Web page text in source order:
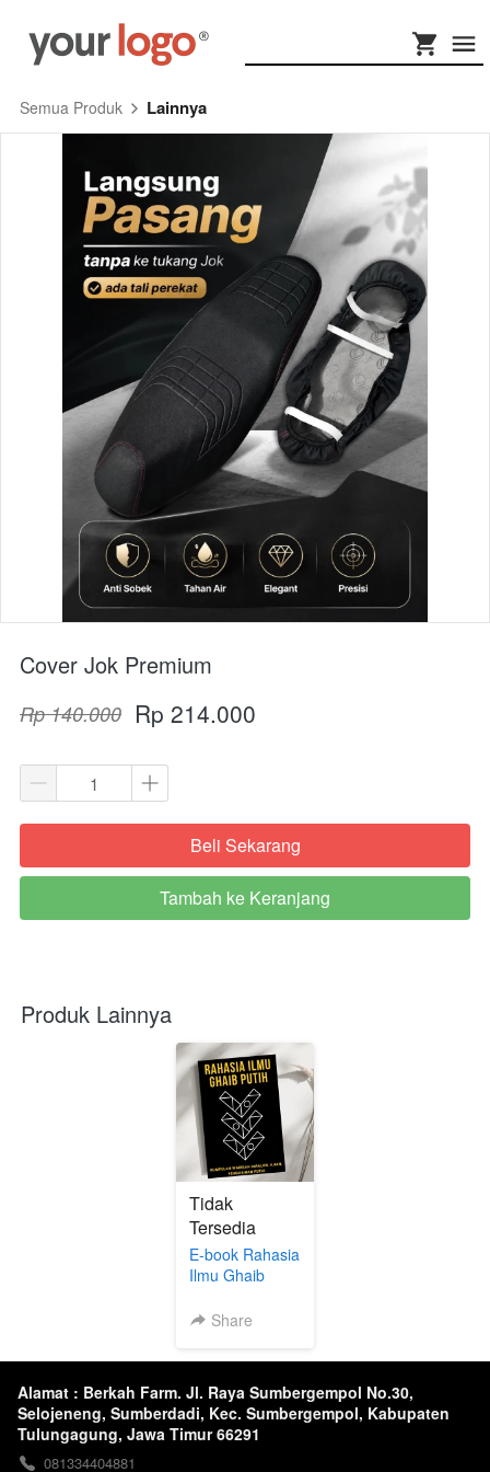
Semua Produk Lainnya
Cover Jok Premium
Rp 140.000 Rp 214.000
`Beli Sekarang
`
Tambah ke Keranjang
Produk Lainnya
Tidak
Tersedia
E-book Rahasia
Ilmu Ghaib
Share
Alamat : Berkah Farm. Jl. Raya Sumbergempol No.30,
Selojeneng, Sumberdadi, Kec. Sumbergempol, Kabupaten
Tulungagung, Jawa Timur 66291
081334404881